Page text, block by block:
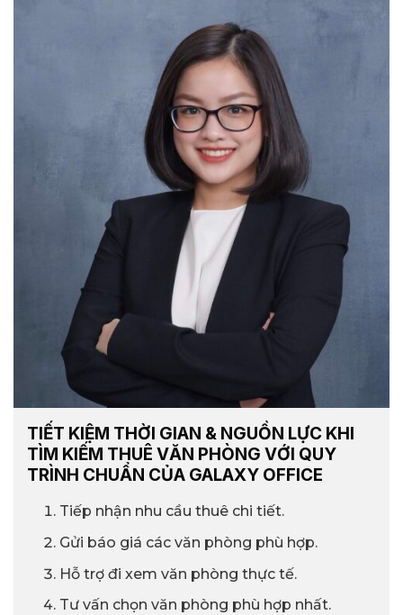
TIẾT KIỆM THỜI GIAN & NGUỒN LỰC KHI
TÌM KIẾM THUÊ VĂN PHÒNG VỚI QUY
TRÌNH CHUẨN CỦA GALAXY OFFICE
Tiếp nhận nhu cầu thuê chi tiết.
Gửi báo giá các văn phòng phù hợp.
Hỗ trợ đi xem văn phòng thực tế.
Tư vấn chọn văn phòng phù hợp nhất.